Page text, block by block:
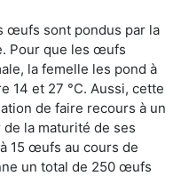
œufs sont pondus par la
Pour que les œufs
la femelle les pond à
14 et 27 °C. Aussi, cette
de faire recours à un
la maturité de ses
15 œufs au cours de
un total de 250 œufs